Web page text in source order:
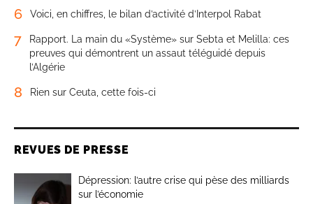
6 Voici, en chiffres, le bilan d’activité d’Interpol Rabat
7
Rapport. La main du «Système» sur Sebta et Melilla: ces
preuves qui démontrent un assaut téléguidé depuis
l’Algérie
8 Rien sur Ceuta, cette fois-ci
REVUES DE PRESSE
Dépression: l’autre crise qui pèse des milliards
sur l’économie